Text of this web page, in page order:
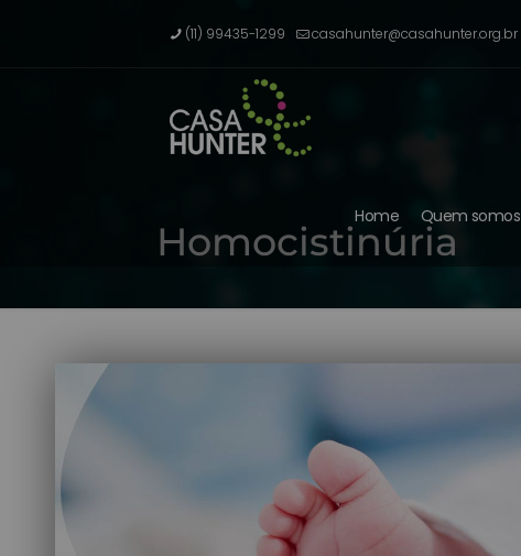
(11) 99435-1299 casahunter@casahunter.org.br
Home Quem somos
Homocistinúria